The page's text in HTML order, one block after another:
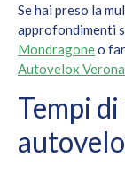
Se hai preso la
approfondimenti
Mondragoneo
Autovelox Verona
Tempi